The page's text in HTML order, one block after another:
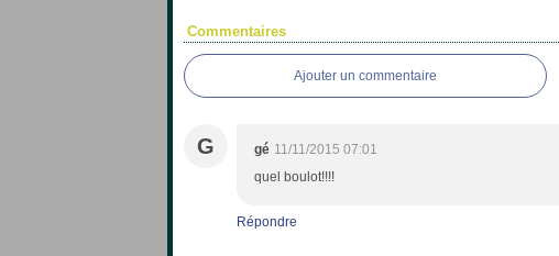
Commentaires
Ajouter un commentaire
G gé 11/11/2015 07:01
quel boulot!!!!
Répondre